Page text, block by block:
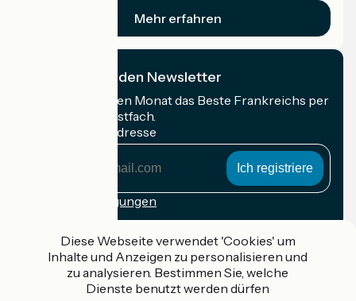
Mehr erfahren
Ich abonniere den Newsletter
Erhalten Sie jeden Monat das Beste Frankreichs per
Rad in Ihrem Postfach.
Meine E-Mail-Adresse
Anmeldebedingungen
Gefördert im Rahmen von Destination France
Diese Webseite verwendet 'Cookies' um
Inhalte und Anzeigen zu personalisieren und
zu analysieren. Bestimmen Sie, welche
Dienste benutzt werden dürfen